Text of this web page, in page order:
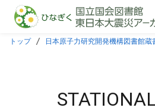
本文に飛ぶ
トップ 日本原子力研究開発機構図書館蔵